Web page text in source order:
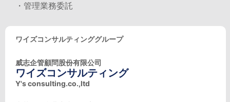
・管理業務委託
ワイズコンサルティンググループ
威志企管顧問股份有限公司
ワイズコンサルティング
Y's consulting.co.,ltd